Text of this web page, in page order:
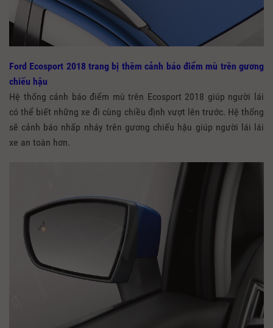
Ford Ecosport 2018 trang bị thêm cảnh báo điểm mù trên gương
chiếu hậu
Hệ thống cảnh báo điểm mù trên Ecosport 2018 giúp người lái
có thể biết những xe đi cùng chiều định vượt lên trước. Hệ thống
sẽ cảnh báo nhấp nháy trên gương chiếu hậu giúp người lái lái
xe an toàn hơn.